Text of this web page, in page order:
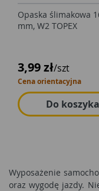
Opaska ślimakowa
mm, W2 TOPEX
3,99 zł/szt
Cena orientacyjna
Do koszyka
Wyposażenie
oraz wygodę jazdy.